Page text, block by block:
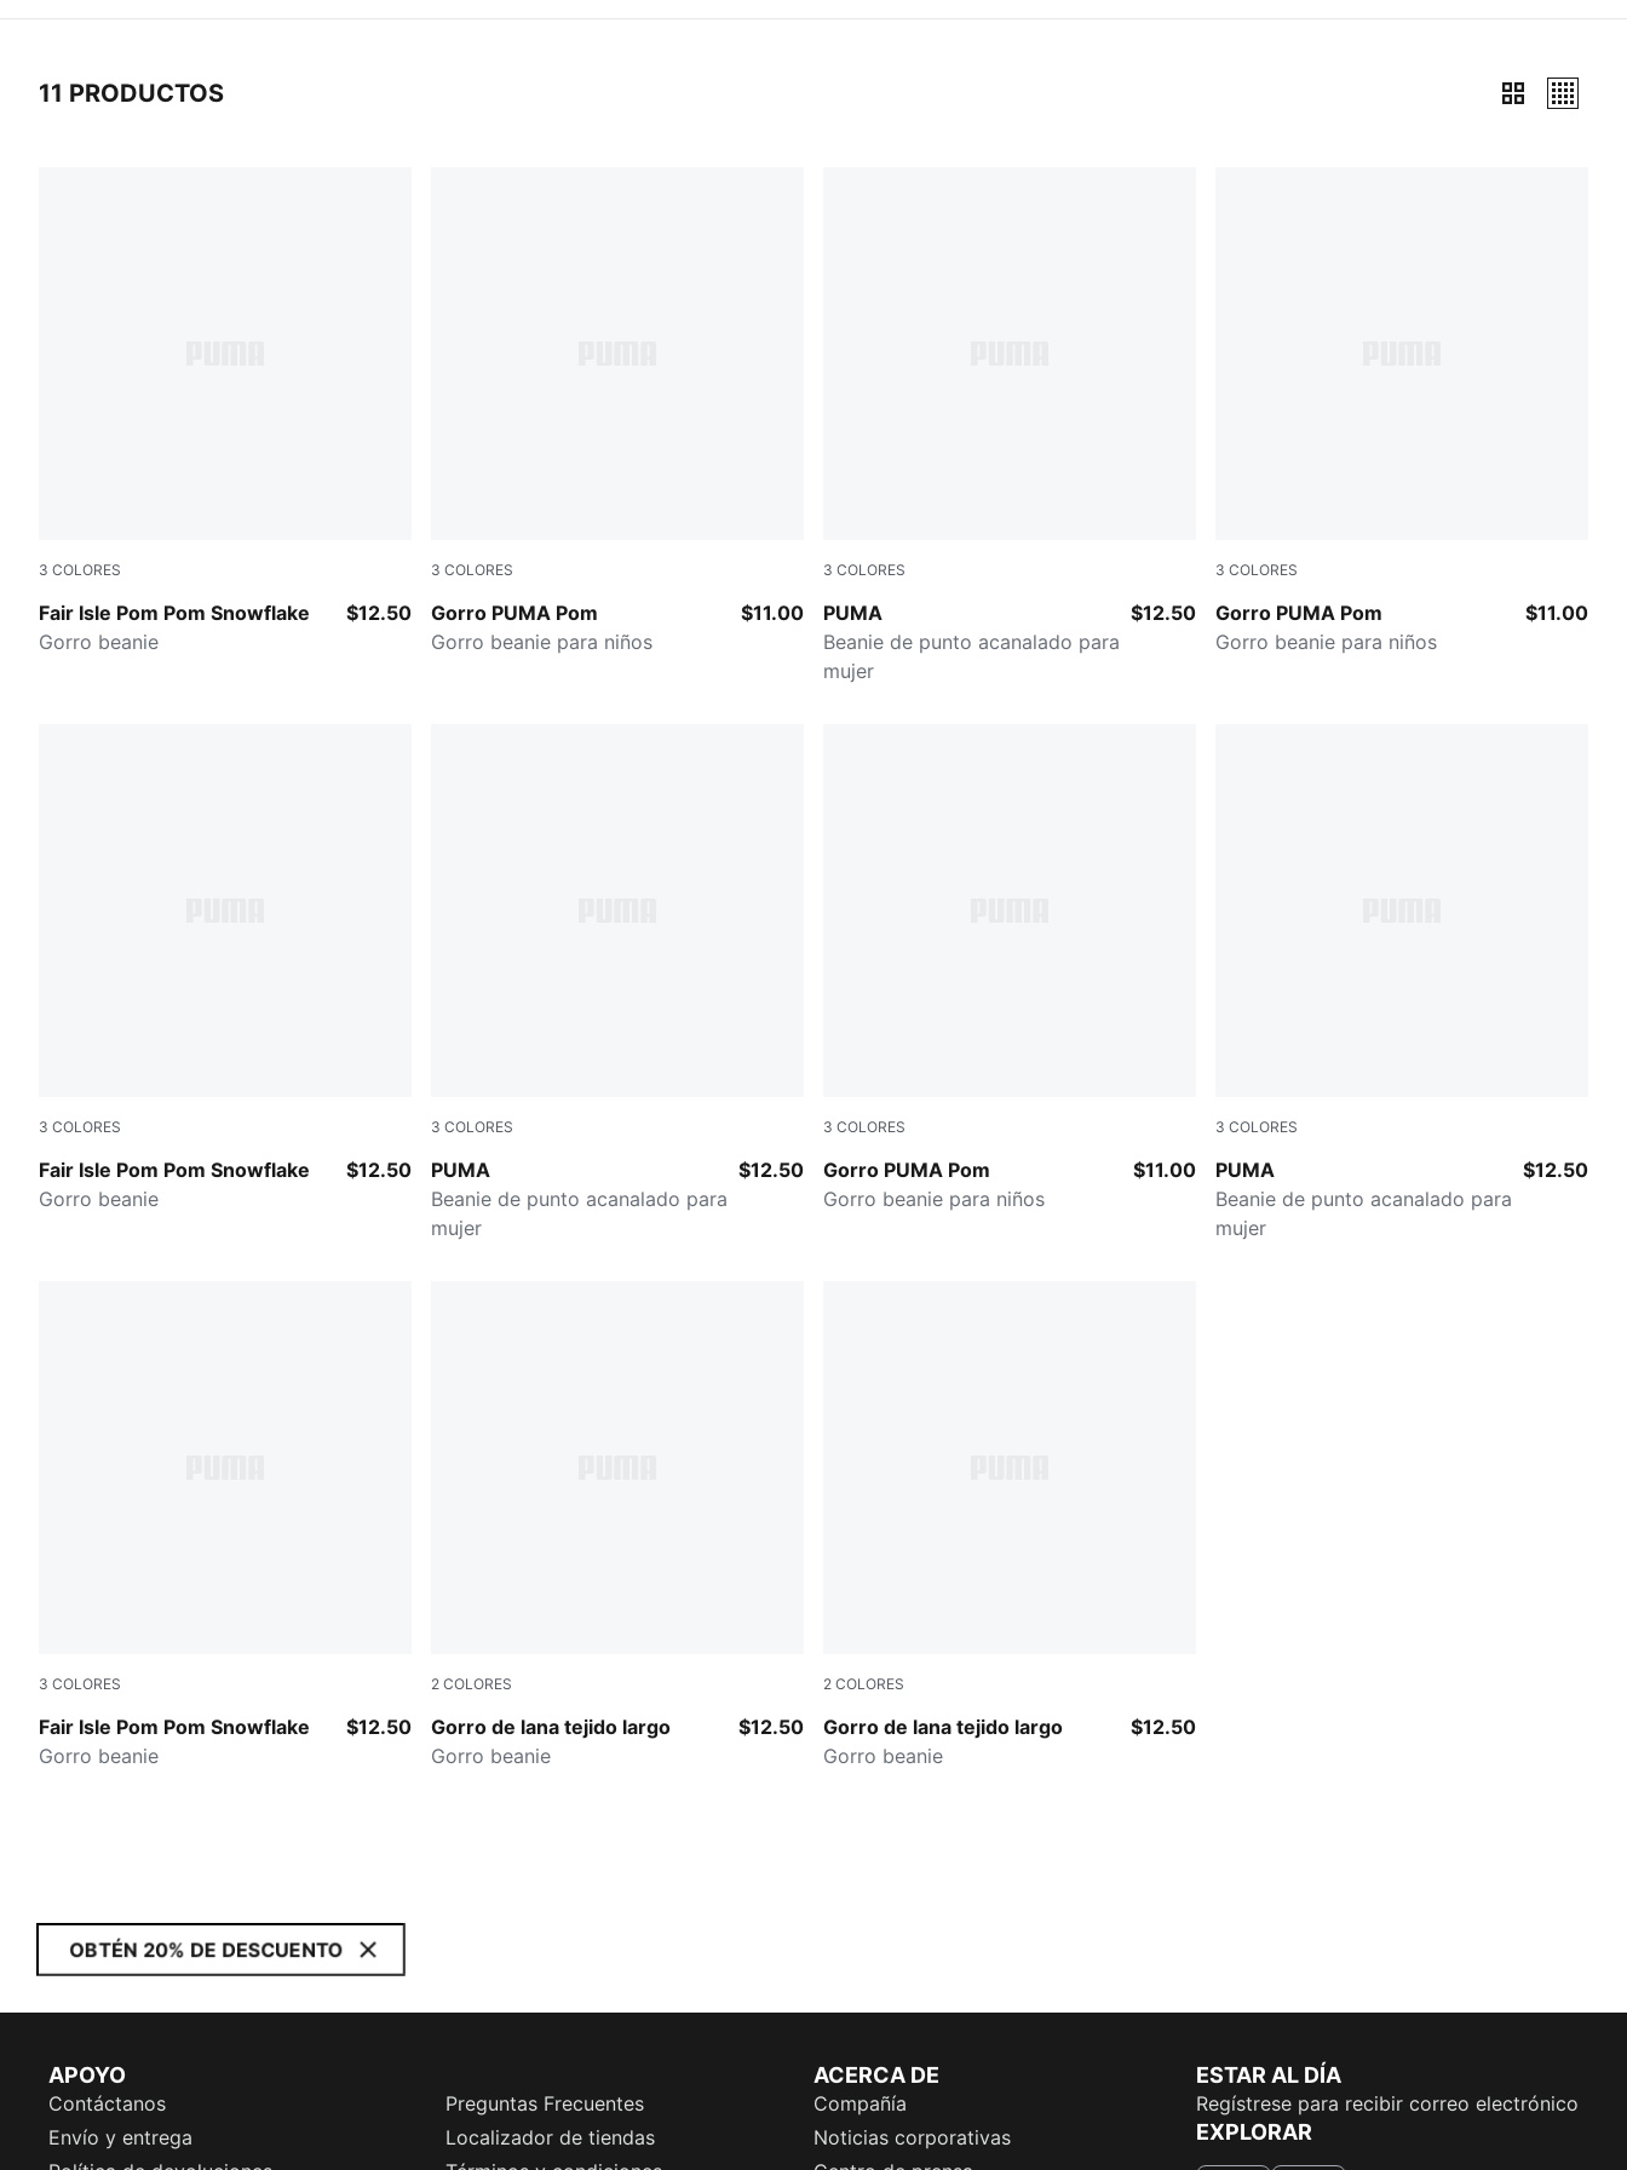
11 PRODUCTOS
3 COLORES
Fair Isle Pom Pom Snowflake
DARK GREY
Gorro beanie
$12.50
3 COLORES
Gorro PUMA Pom
Navy
Gorro beanie para niños
$11.00
3 COLORES
PUMA
LT PASTEL GREY
Beanie de punto acanalado para
mujer
$12.50
3 COLORES
Gorro PUMA Pom
GREY/PINK
Gorro beanie para niños
$11.00
3 COLORES
Fair Isle Pom Pom Snowflake
DARK RED
Gorro beanie
$12.50
3 COLORES
PUMA
BRIGHT PURPLE
Beanie de punto acanalado para
mujer
$12.50
3 COLORES
Gorro PUMA Pom
BRIGHT RED
Gorro beanie para niños
$11.00
3 COLORES
PUMA
LILAC CHIFFON
Beanie de punto acanalado para
mujer
$12.50
3 COLORES
Fair Isle Pom Pom Snowflake
LT PASTEL BLUE
Gorro beanie
$12.50
2 COLORES
Gorro de lana tejido largo
GREY/RED
Gorro beanie
$12.50
2 COLORES
Gorro de lana tejido largo
DARK RED
Gorro beanie
$12.50
OBTÉN 20% DE DESCUENTO
APOYO
Contáctanos
Preguntas Frecuentes
Envío y entrega
Localizador de tiendas
ACERCA DE
Compañía
Noticias corporativas
ESTAR AL DÍA
Regístrese para recibir correo electrónico
EXPLORAR